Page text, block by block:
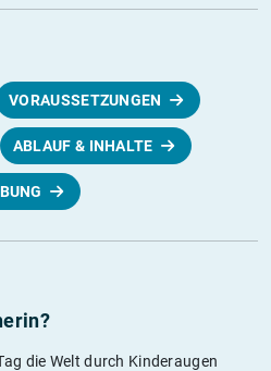
VORAUSSETZUNGEN
ABLAUF & INHALTE
die Welt durch Kinderaugen